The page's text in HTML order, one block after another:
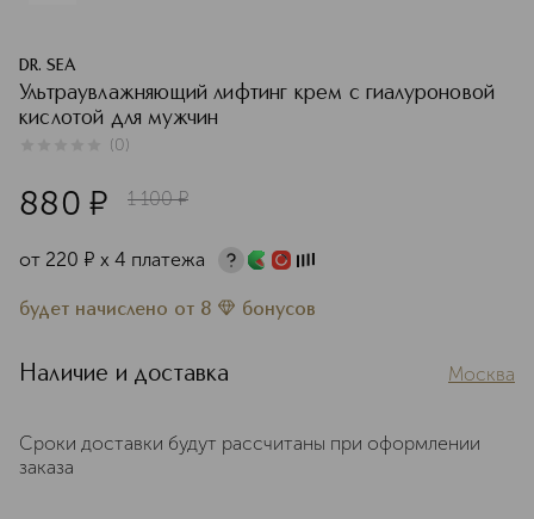
DR. SEA
Ультраувлажняющий лифтинг крем с гиалуроновой
кислотой для мужчин
(0)
880 ¤ 1 100 ¤
от 220 ¤ х 4 платежа
будет начислено от 8 бонусов
Наличие и доставка Москва
Сроки доставки будут рассчитаны при оформлении
заказа